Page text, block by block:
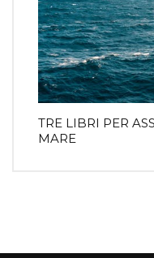
TRE LIBRI PER
MARE